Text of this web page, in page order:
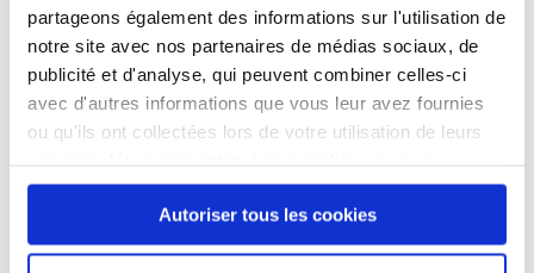
partageons également des informations sur l'utilisation de
notre site avec nos partenaires de médias sociaux, de
publicité et d'analyse, qui peuvent combiner celles-ci
avec d'autres informations que vous leur avez fournies
ou qu'ils ont collectées lors de votre utilisation de leurs
continuez à utiliser notre site Web.
Autoriser tous les cookies
Profil recherché :
Processus
de